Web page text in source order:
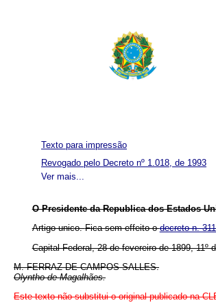
Ver mais...
Texto para impressão
Revogado pelo Decreto nº 1.018, de 1993
O Presidente da Republica dos Estados
Artigo unico.Fica sem effeito odecreto n.
Capital Federal, 28 de fevereiro de 1899, 11º
M. FERRAZ DE CAMPOS SALLES.
Olyntho de Magalhães.
Este texto não substitui o original publicado na